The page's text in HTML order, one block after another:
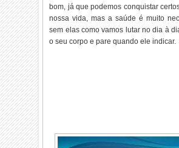
bom, já que podemos conquistar
nossa vida, mas a saúde é muito
sem elas como vamos lutar no dia à
o seu corpo e pare quando ele indicar.